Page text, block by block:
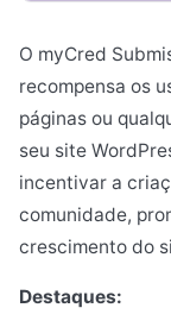
O myCred
recompensa os
páginas ou
seu site
incentivar a
comunidade,
crescimento do
Destaques: